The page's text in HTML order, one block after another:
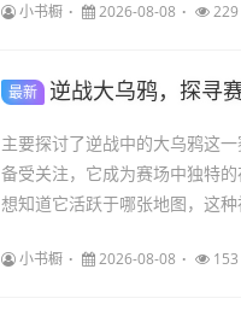
小书橱 2026-08-08
最新 逆战大乌鸦，探寻
主要探讨了逆战中的大乌鸦这
备受关注，它成为赛场中独特
想知道它活跃于哪张地图，这
小书橱 2026-08-08